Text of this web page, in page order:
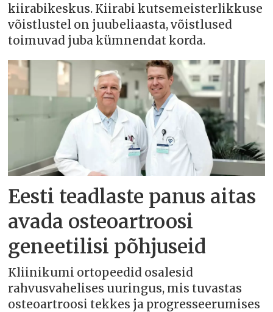
kiirabikeskus. Kiirabi kutsemeisterlikkuse
võistlustel on juubeliaasta, võistlused
toimuvad juba kümnendat korda.
Eesti teadlaste panus aitas
avada osteoartroosi
geneetilisi põhjuseid
Kliinikumi ortopeedid osalesid
rahvusvahelises uuringus, mis tuvastas
osteoartroosi tekkes ja progresseerumises